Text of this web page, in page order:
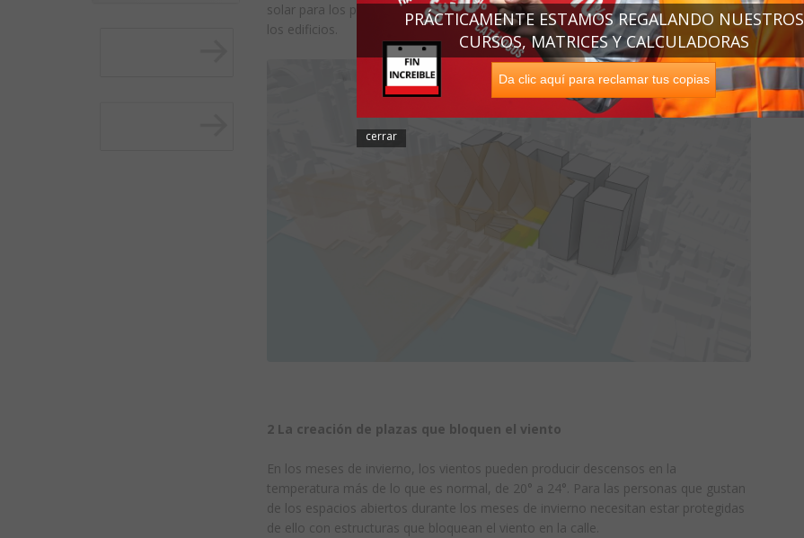
solar para los parques, que durante años estuvieron afectados por las sombras de
los edificios.
2 La creación de plazas que bloquen el viento
En los meses de invierno, los vientos pueden producir descensos en la
temperatura más de lo que es normal, de 20° a 24°. Para las personas que gustan
de los espacios abiertos durante los meses de invierno necesitan estar protegidas
de ello con estructuras que bloquean el viento en la calle.
cerrar
Da clic aquí para reclamar tus copias
PRÁCTICAMENTE ESTAMOS REGALANDO NUESTROS
CURSOS, MATRICES Y CALCULADORAS